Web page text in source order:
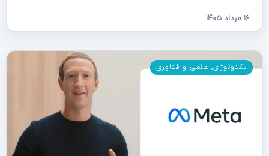
۱۶ مرداد ۱۴۰۵
تکنولوژی, علمی و فناوری